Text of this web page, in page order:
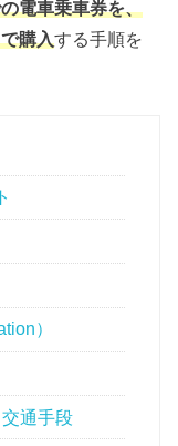
電車乗車券を、
購入する手順を
）
通手段